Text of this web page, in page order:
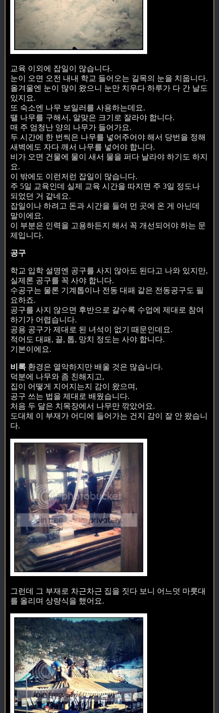
교육 이외에 잡일이 많습니다.
눈이 오면 오전 내내 학교 들어오는 길목의 눈을 치웁니다.
올겨울엔 눈이 많이 왔으니 눈만 치우다 하루가 다 간 날도
있지요.
또 숙소엔 나무 보일러를 사용하는데요.
땔 나무를 구해서, 알맞은 크기로 잘라야 합니다.
매 주 엄청난 양의 나무가 들어가요.
두 시간에 한 번씩은 나무를 넣어주어야 해서 당번을 정해
새벽에도 자다 깨서 나무를 넣어야 합니다.
비가 오면 건물에 물이 새서 물을 퍼다 날라야 하기도 하지
요.
이 밖에도 이런저런 잡일이 많습니다.
주 5일 교육인데 실제 교육 시간을 따지면 주 3일 정도나
되었던 거 같네요.
잡일이나 하려고 돈과 시간을 들여 먼 곳에 온 게 아닌데
말이에요.
이 부분은 인력을 고용하든지 해서 꼭 개선되어야 하는 문
제입니다.
공구
학교 입학 설명엔 공구를 사지 않아도 된다고 나와 있지만,
실제론 공구를 꼭 사야 합니다.
수공구는 물론 기계톱이나 전동 대패 같은 전동공구도 필
요하죠.
공구를 사지 않으면 후반으로 갈수록 수업에 제대로 참여
하기가 어렵습니다.
공용 공구가 제대로 된 녀석이 없기 때문인데요.
적어도 대패, 끌, 톱, 망치 정도는 사야 합니다.
기본이에요.
비록 환경은 열악하지만 배울 것은 많습니다.
덕분에 나무와 좀 친해지고,
집이 어떻게 지어지는지 감이 왔으며,
공구 쓰는 법을 제대로 배웠습니다.
처음 두 달은 치목장에서 나무만 깎았어요.
도대체 이 부재가 어디에 들어가는 건지 감이 잘 안 왔습니
다.
그런데 그 부재로 차근차근 집을 짓다 보니 어느덧 마룻대
를 올리며 상량식을 했어요.